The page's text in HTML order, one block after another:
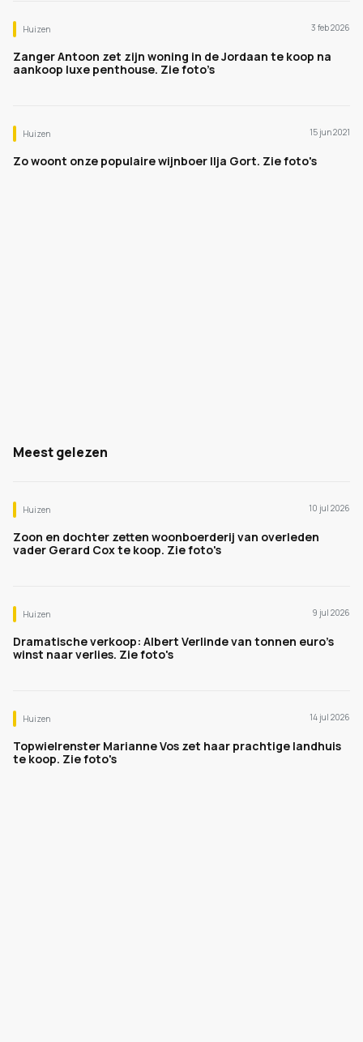
Huizen 3 feb 2026
Zanger Antoon zet zijn woning in de Jordaan te koop na
aankoop luxe penthouse. Zie foto’s
Huizen 15 jun 2021
Zo woont onze populaire wijnboer Ilja Gort. Zie foto's
Meest gelezen
Huizen 10 jul 2026
Zoon en dochter zetten woonboerderij van overleden
vader Gerard Cox te koop. Zie foto's
Huizen 9 jul 2026
Dramatische verkoop: Albert Verlinde van tonnen euro's
winst naar verlies. Zie foto's
Huizen 14 jul 2026
Topwielrenster Marianne Vos zet haar prachtige landhuis
te koop. Zie foto's